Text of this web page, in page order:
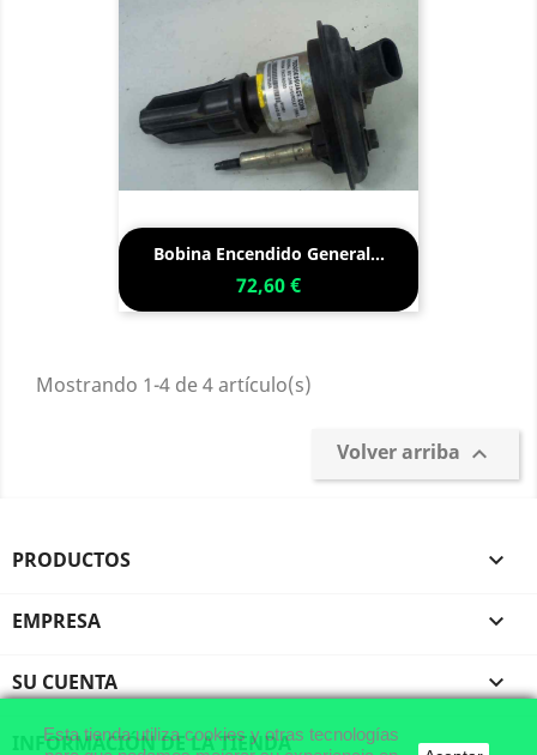
Bobina Encendido General...
72,60 €
Mostrando 1-4 de 4 artículo(s)
Volver arriba 
PRODUCTOS 
EMPRESA 
SU CUENTA 
INFORMACIÓN DE LA TIENDA
Esta tienda utiliza cookies y otras tecnologías